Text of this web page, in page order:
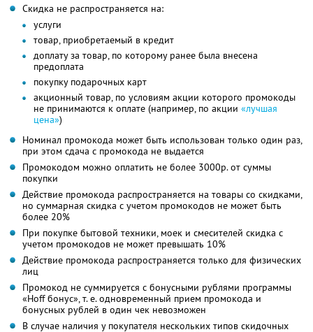
Скидка не распространяется на:
услуги
товар, приобретаемый в кредит
доплату за товар, по которому ранее была внесена
предоплата
покупку подарочных карт
акционный товар, по условиям акции которого промокоды
не принимаются к оплате (например, по акции «лучшая
цена»)
Номинал промокода может быть использован только один раз,
при этом сдача с промокода не выдается
Промокодом можно оплатить не более 3000р. от суммы
покупки
Действие промокода распространяется на товары со скидками,
но суммарная скидка с учетом промокодов не может быть
более 20%
При покупке бытовой техники, моек и смесителей скидка с
учетом промокодов не может превышать 10%
Действие промокода распространяется только для физических
лиц
Промокод не суммируется с бонусными рублями программы
«Hoff бонус», т. е. одновременный прием промокода и
бонусных рублей в один чек невозможен
В случае наличия у покупателя нескольких типов скидочных